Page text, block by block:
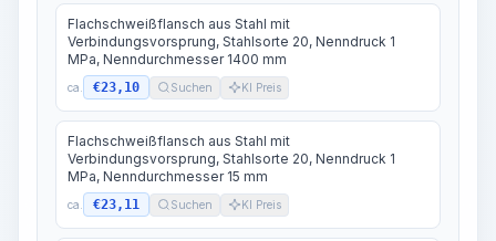
Flachschweißflansch aus Stahl mit
Verbindungsvorsprung, Stahlsorte 20, Nenndruck 1
MPa, Nenndurchmesser 1400 mm
ca. €23,10 Suchen KI Preis
Flachschweißflansch aus Stahl mit
Verbindungsvorsprung, Stahlsorte 20, Nenndruck 1
MPa, Nenndurchmesser 15 mm
ca. €23,11 Suchen KI Preis